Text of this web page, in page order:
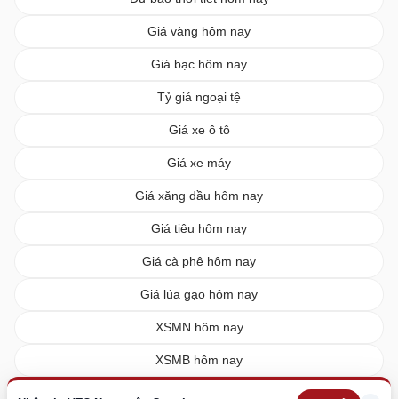
Giá vàng hôm nay
Giá bạc hôm nay
Tỷ giá ngoại tệ
Giá xe ô tô
Giá xe máy
Giá xăng dầu hôm nay
Giá tiêu hôm nay
Giá cà phê hôm nay
Giá lúa gạo hôm nay
XSMN hôm nay
XSMB hôm nay